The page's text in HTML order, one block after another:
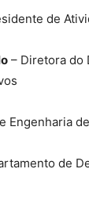
de
– Diretora do
Engenharia
de